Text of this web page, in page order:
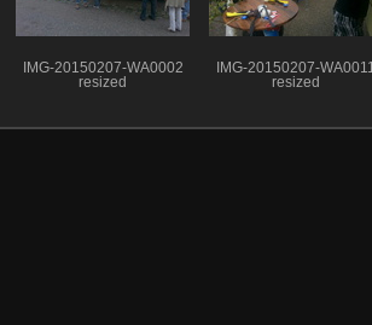
IMG-20150207-WA0002
resized
IMG-20150207-WA0011
resized